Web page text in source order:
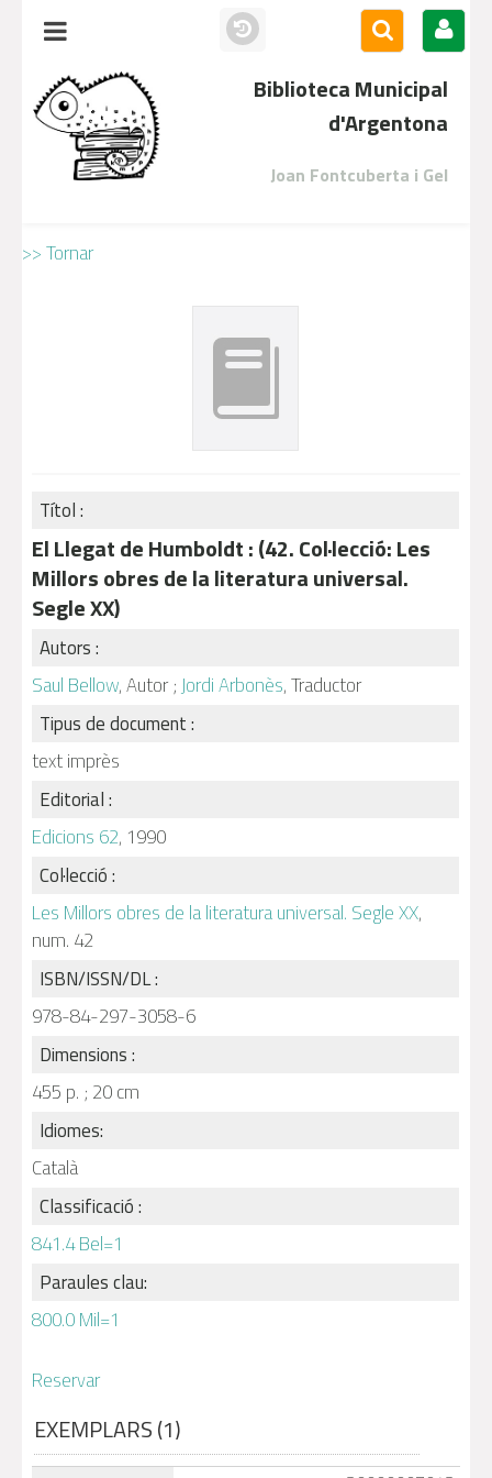
Biblioteca Municipal
d'Argentona
Joan Fontcuberta i Gel
>> Tornar
Títol :
El Llegat de Humboldt : (42. Col·lecció: Les
Millors obres de la literatura universal.
Segle XX)
Autors :
Saul Bellow, Autor ; Jordi Arbonès, Traductor
Tipus de document :
text imprès
Editorial :
Edicions 62, 1990
Col·lecció :
Les Millors obres de la literatura universal. Segle XX,
num. 42
ISBN/ISSN/DL :
978-84-297-3058-6
Dimensions :
455 p. ; 20 cm
Idiomes:
Català
Classificació :
841.4 Bel=1
Paraules clau:
800.0 Mil=1
Reservar
EXEMPLARS (1)